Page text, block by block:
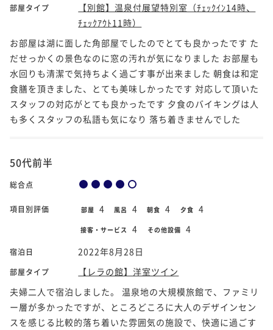
部屋タイプ
【別館】温泉付展望特別室（ﾁｪｯｸｲﾝ14時、
ﾁｪｯｸｱｳﾄ11時）
お部屋は湖に面した角部屋でしたのでとても良かったです た
だせっかくの景色なのに窓の汚れが気になりました お部屋も
水回りも清潔で気持ちよく過ごす事が出来ました 朝食は和定
食膳を頂きました、とても美味しかったです 対応して頂いた
スタッフの対応がとても良かったです 夕食のバイキングは人
も多くスタッフの私語も気になり 落ち着きませんでした
50代前半
総合点
項目別評価 部屋 4 風呂 4 朝食 4 夕食 4
接客・サービス 4 その他設備 4
宿泊日 2022年8月28日
部屋タイプ
【レラの館】洋室ツイン
夫婦二人で宿泊しました。 温泉地の大規模旅館で、ファミリ
ー層が多かったですが、ところどころに大人のデザインセン
スを感じる比較的落ち着いた雰囲気の施設で、快適に過ごす